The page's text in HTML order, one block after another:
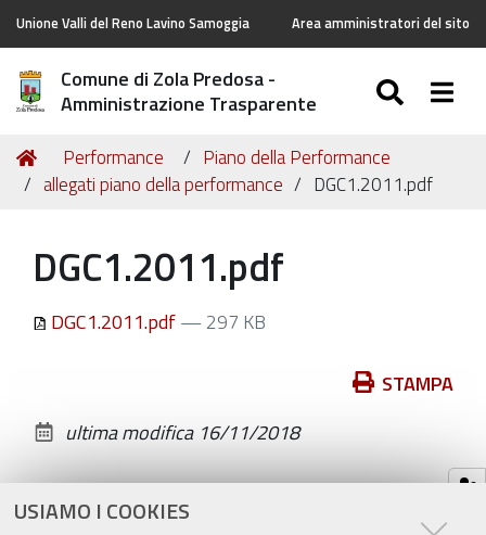
USIAMO I COOKIES
Unione Valli del Reno Lavino Samoggia Area amministratori del sito
Comune di Zola Predosa -
Amministrazione Trasparente
Tu
sei
Home
Performance
Piano della Performance
allegati piano della performance
DGC1.2011.pdf
DGC1.2011.pdf
DGC1.2011.pdf— 297 KB
documento
STAMPA
ultima modifica 16/11/2018